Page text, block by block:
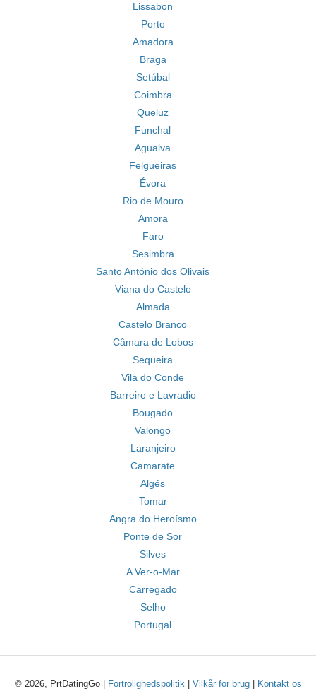
Lissabon
Porto
Amadora
Braga
Setúbal
Coimbra
Queluz
Funchal
Agualva
Felgueiras
Évora
Rio de Mouro
Amora
Faro
Sesimbra
Santo António dos Olivais
Viana do Castelo
Almada
Castelo Branco
Câmara de Lobos
Sequeira
Vila do Conde
Barreiro e Lavradio
Bougado
Valongo
Laranjeiro
Camarate
Algés
Tomar
Angra do Heroísmo
Ponte de Sor
Silves
A Ver-o-Mar
Carregado
Selho
Portugal
© 2026, PrtDatingGo | Fortrolighedspolitik| Vilkår for brug| Kontakt os